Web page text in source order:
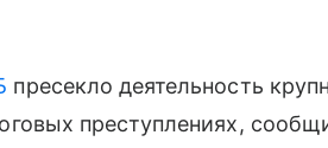
пресекло деятельность
преступлениях,